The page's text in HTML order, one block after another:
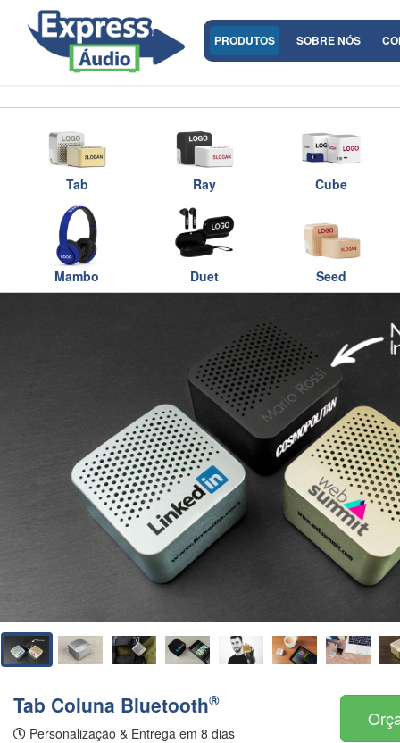
PRODUTOS SOBRE NÓS
Tab Ray Cube
Mambo Duet Seed
Tab Coluna Bluetooth®
Personalização & Entrega em 8 dias